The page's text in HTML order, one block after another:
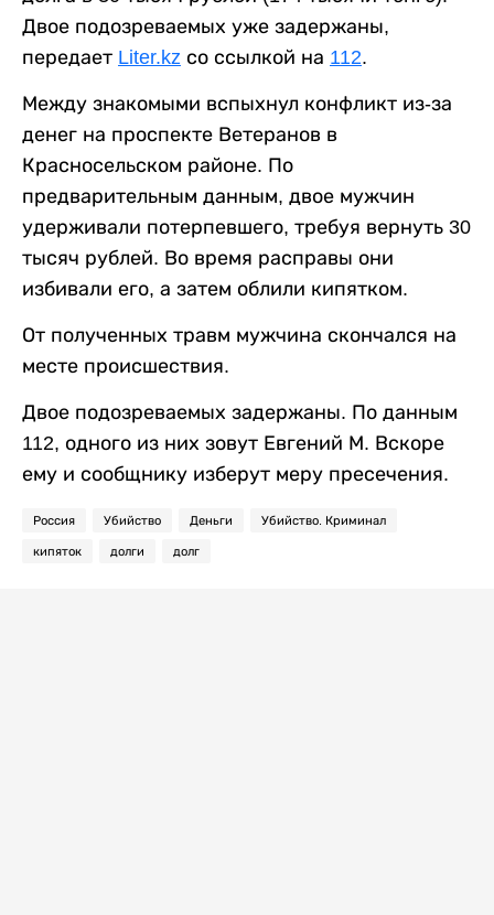
Двое подозреваемых уже задержаны,
передает Liter.kz со ссылкой на 112.
Между знакомыми вспыхнул конфликт из-за
денег на проспекте Ветеранов в
Красносельском районе. По
предварительным данным, двое мужчин
удерживали потерпевшего, требуя вернуть 30
тысяч рублей. Во время расправы они
избивали его, а затем облили кипятком.
От полученных травм мужчина скончался на
месте происшествия.
Двое подозреваемых задержаны. По данным
112, одного из них зовут Евгений М. Вскоре
ему и сообщнику изберут меру пресечения.
Россия Убийство Деньги Убийство. Криминал
кипяток долги долг